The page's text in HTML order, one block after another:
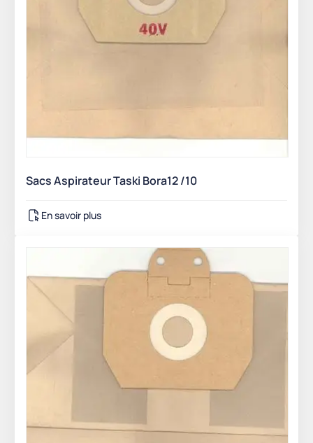
Sacs Aspirateur Taski Bora12 /10
En savoir plus